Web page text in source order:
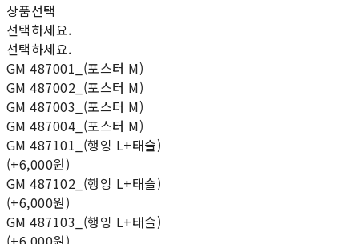
상품선택
선택하세요.
선택하세요.
GM 487001_(포스터 M)
GM 487002_(포스터 M)
GM 487003_(포스터 M)
GM 487004_(포스터 M)
GM 487101_(행잉 L+태슬)
(+6,000원)
GM 487102_(행잉 L+태슬)
(+6,000원)
GM 487103_(행잉 L+태슬)